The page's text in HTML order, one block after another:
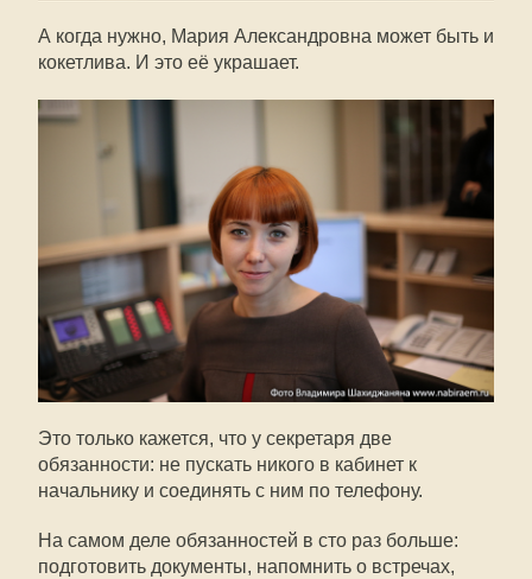
А когда нужно, Мария Александровна может быть и
кокетлива. И это её украшает.
Это только кажется, что у секретаря две
обязанности: не пускать никого в кабинет к
начальнику и соединять с ним по телефону.
На самом деле обязанностей в сто раз больше:
подготовить документы, напомнить о встречах,